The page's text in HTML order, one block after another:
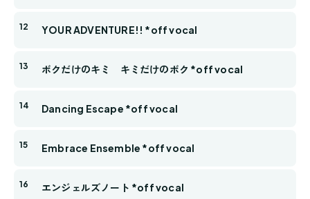
YOUR ADVENTURE!! *off vocal
ボクだけのキミ キミだけのボク *off vocal
Dancing Escape *off vocal
Embrace Ensemble *off vocal
エンジェルズノート *off vocal